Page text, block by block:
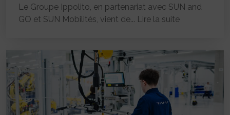
Le Groupe Ippolito, en partenariat avec SUN and
GO et SUN Mobilités, vient de... Lire la suite